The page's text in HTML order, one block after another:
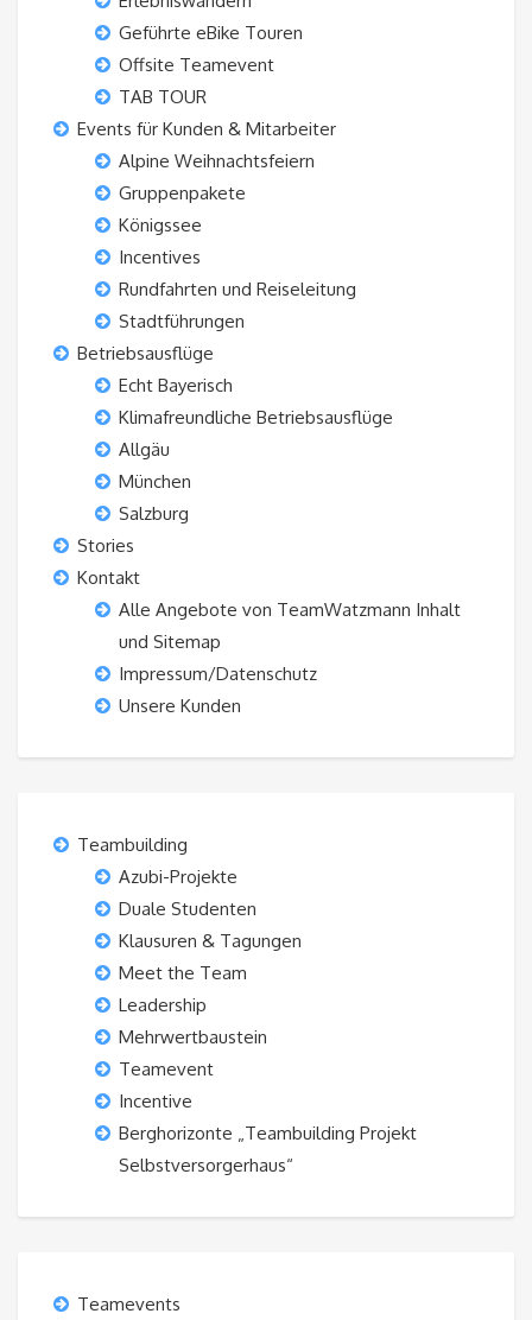
Geführte eBike Touren
Offsite Teamevent
TAB TOUR
Events für Kunden & Mitarbeiter
Alpine Weihnachtsfeiern
Gruppenpakete
Königssee
Incentives
Rundfahrten und Reiseleitung
Stadtführungen
Betriebsausflüge
Echt Bayerisch
Klimafreundliche Betriebsausflüge
Allgäu
München
Salzburg
Stories
Kontakt
Alle Angebote von TeamWatzmann Inhalt
und Sitemap
Impressum/Datenschutz
Unsere Kunden
Teambuilding
Azubi-Projekte
Duale Studenten
Klausuren & Tagungen
Meet the Team
Leadership
Mehrwertbaustein
Teamevent
Incentive
Berghorizonte „Teambuilding Projekt
Selbstversorgerhaus“
Teamevents